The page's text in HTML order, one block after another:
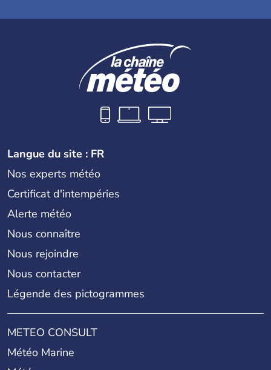
Langue du site : FR
Nos experts météo
Certificat d'intempéries
Alerte météo
Nous connaître
Nous rejoindre
Nous contacter
Légende des pictogrammes
METEO CONSULT
Météo Marine